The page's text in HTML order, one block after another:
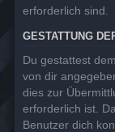
erforderlich sind.
GESTATTUNG
Du gestattest
von dir
dies zur
erforderlich ist.
Benutzer dich